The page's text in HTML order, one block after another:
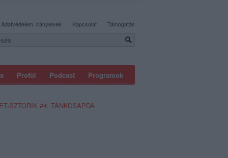
Profül Podcast Programok
Adatvédelem, irányelvek Kapcsolat Támogatás
SZTORIK #4: TANKCSAPDA